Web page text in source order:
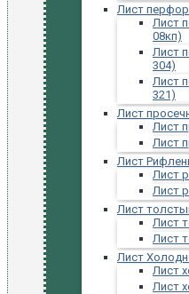
Лист
Лист
08кп)
Лист
304)
Лист
321)
Лист
Лист
Лист
Лист
Лист
Лист
Лист
Лист
Лист
Лист
Лист
Лист